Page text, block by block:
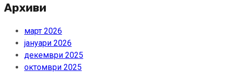
Архиви
март 2026
јануари 2026
декември 2025
октомври 2025